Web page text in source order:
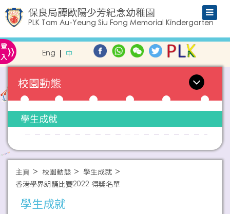
保良局譚歐陽少芳紀念幼稚園
PLK Tam Au-Yeung Siu Fong Memorial Kindergarten
登
入» Eng 中
校園動態
學生成就
主頁 校園動態
學生成就
香港學界朗誦比賽2022 得獎名單
學生成就